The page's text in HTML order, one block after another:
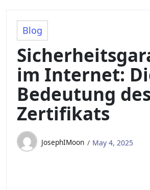
Blog
im Internet:
Bedeutung des
Zertifikats
JosephIMoon May 4, 2025